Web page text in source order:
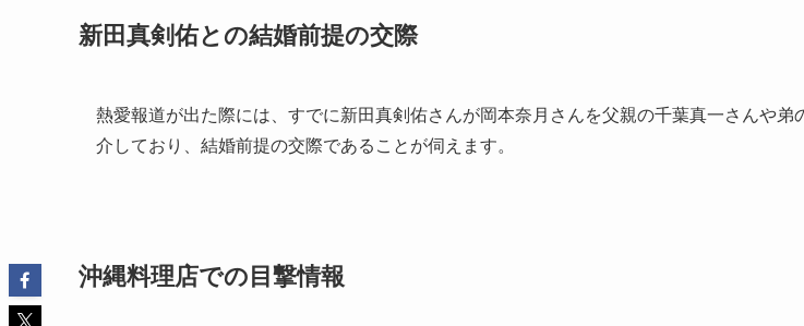
新田真剣佑との結婚前提の交際
熱愛報道が出た際には、すでに新田真剣佑さんが岡本奈月さんを父親の千葉真一さんや弟
介しており、結婚前提の交際であることが伺えます。
沖縄料理店での目撃情報